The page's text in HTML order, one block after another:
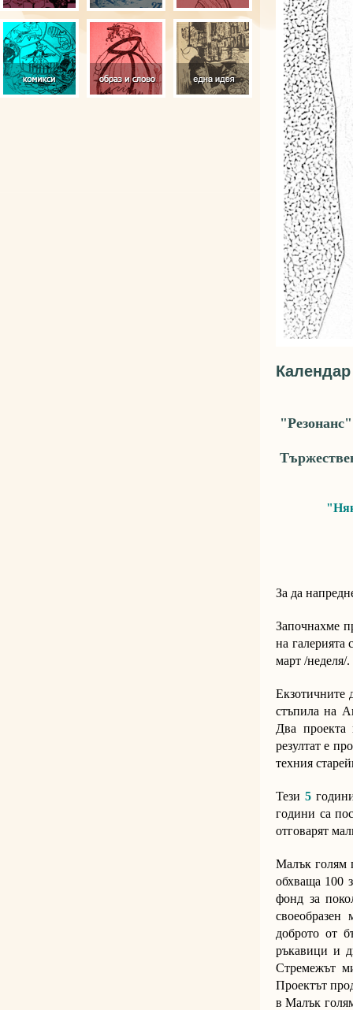
За да
Започнахме
на галерията
март /неделя/
Екзотичните
стъпила на
Два проекта
резултат е
техния
Тези5
години са
отговарят
Малък голям
обхваща 100
фонд за
доброто от
ръкавици и
Стремежът
Проектът
в Малък